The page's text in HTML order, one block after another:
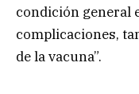
condición general
complicaciones,
de la vacuna”.